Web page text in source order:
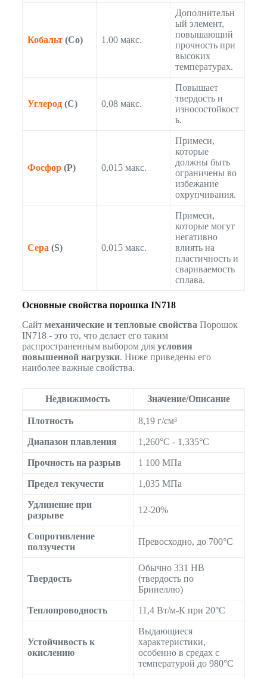
Кобальт (Co) 1.00 макс.
Дополнительн
ый элемент,
повышающий
прочность при
высоких
температурах.
Углерод(C) 0,08 макс.
Повышает
твердость и
износостойкост
ь.
Фосфор(P) 0,015 макс.
Примеси,
которые
должны быть
ограничены во
избежание
охрупчивания.
Сера (S) 0,015 макс.
Примеси,
которые могут
негативно
влиять на
пластичность и
свариваемость
сплава.
Основные свойства порошка IN718
Сайт механические и тепловые свойства Порошок
IN718 - это то, что делает его таким
распространенным выбором для условия
повышенной нагрузки. Ниже приведены его
наиболее важные свойства.
Недвижимость Значение/Описание
Плотность 8,19 г/см³
Диапазон плавления 1,260°C - 1,335°C
Прочность на разрыв 1 100 МПа
Предел текучести 1,035 МПа
Удлинение при
разрыве
12-20%
Сопротивление
ползучести
Превосходно, до 700°C
Твердость
Обычно 331 HB
(твердость по
Бринеллю)
Теплопроводность 11,4 Вт/м-К при 20°C
Устойчивость к
окислению
Выдающиеся
характеристики,
особенно в средах с
температурой до 980°C